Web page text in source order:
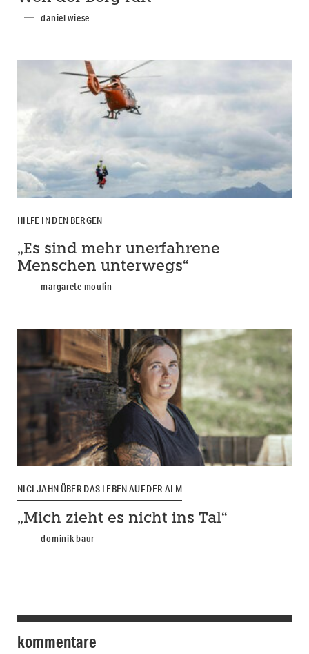
daniel wiese
HILFE IN DEN BERGEN
„Es sind mehr unerfahrene
Menschen unterwegs“
margarete moulin
NICI JAHN ÜBER DAS LEBEN AUF DER ALM
„Mich zieht es nicht ins Tal“
dominik baur
kommentare